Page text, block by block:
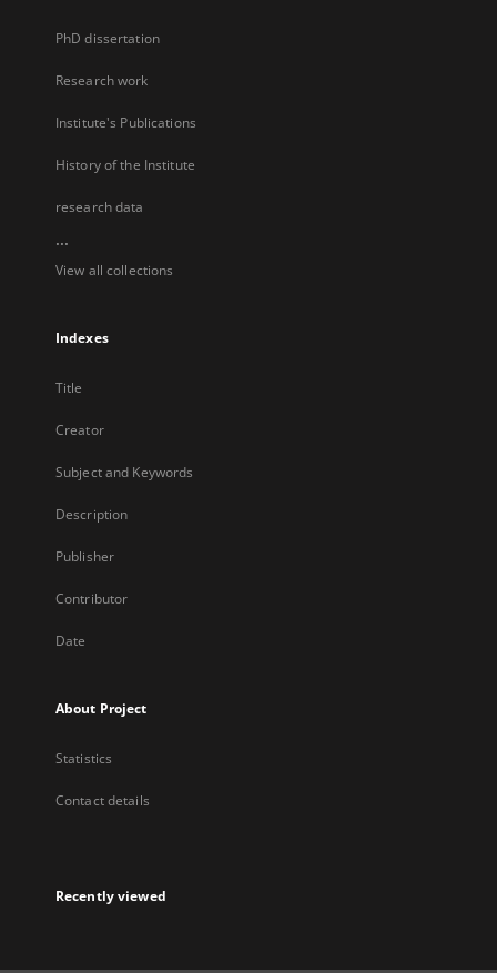
PhD dissertation
Research work
Institute's Publications
History of the Institute
research data
...
View all collections
Indexes
Title
Creator
Subject and Keywords
Description
Publisher
Contributor
Date
About Project
Statistics
Contact details
Recently viewed